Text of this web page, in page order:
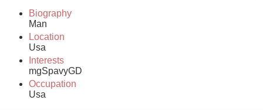
Biography
Man
Location
Usa
Interests
mgSpavyGD
Occupation
Usa